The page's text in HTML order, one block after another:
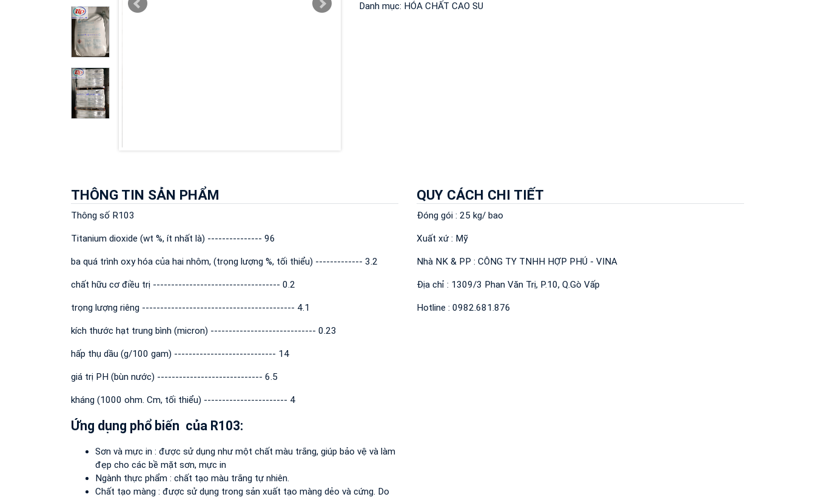
Danh mục: HÓA CHẤT CAO SU
THÔNG TIN SẢN PHẨM
Thông số R103
Titanium dioxide (wt %, ít nhất là) --------------- 96
ba quá trình oxy hóa của hai nhôm, (trọng lượng %, tối thiểu) ------------- 3.2
chất hữu cơ điều trị ----------------------------------- 0.2
trọng lượng riêng ------------------------------------------ 4.1
kích thước hạt trung bình (micron) ----------------------------- 0.23
hấp thụ dầu (g/100 gam) ---------------------------- 14
giá trị PH (bùn nước) ----------------------------- 6.5
kháng (1000 ohm. Cm, tối thiểu) ----------------------- 4
Ứng dụng phổ biến của R103:
Sơn và mực in : được sử dụng như một chất màu trắng, giúp bảo vệ và làm
đẹp cho các bề mặt sơn, mực in
Ngành thực phẩm : chất tạo màu trắng tự nhiên.
Chất tạo màng : được sử dụng trong sản xuất tạo màng dẻo và cứng. Do
QUY CÁCH CHI TIẾT
Đóng gói : 25 kg/ bao
Xuất xứ : Mỹ
Nhà NK & PP : CÔNG TY TNHH HỢP PHÚ - VINA
Địa chỉ : 1309/3 Phan Văn Trị, P.10, Q.Gò Vấp
Hotline : 0982.681.876